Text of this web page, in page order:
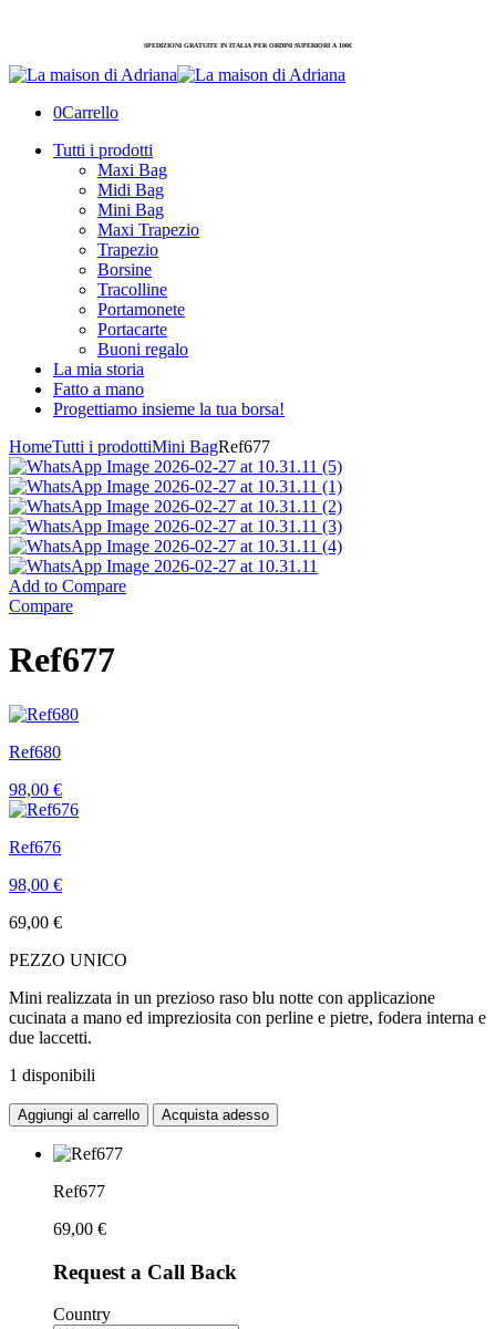
SPEDIZIONI GRATUITE IN ITALIA PER ORDINI SUPERIORI A 100€
0Carrello
Tutti i prodotti
Maxi Bag
Midi Bag
Mini Bag
Maxi Trapezio
Trapezio
Borsine
Tracolline
Portamonete
Portacarte
Buoni regalo
La mia storia
Fatto a mano
Progettiamo insieme la tua borsa!
HomeTutti i prodottiMini BagRef677
Add to Compare
Compare
Ref677
Ref680
98,00 €
Ref676
98,00 €
69,00 €
PEZZO UNICO
Mini realizzata in un prezioso raso blu notte con applicazione
cucinata a mano ed impreziosita con perline e pietre, fodera interna e
due laccetti.
1 disponibili
Aggiungi al carrello Acquista adesso
Ref677
69,00 €
Request a Call Back
Country